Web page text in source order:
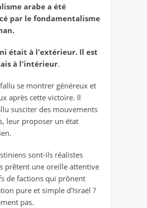
arabe a été
par le fondamentalisme
était à l'extérieur. Il est
à l'intérieur.
se montrer généreux et
après cette victoire. Il
susciter des mouvements
leur proposer un état
sont-ils réalistes
prêtent une oreille attentive
de factions qui prônent
pure et simple d'Israël ?
pas.